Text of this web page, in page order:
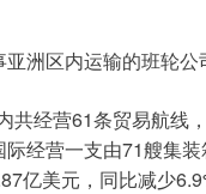
亚洲区内运输的班轮
共经营61条贸易航线
际经营一支由71艘集装
亿美元，同比减少